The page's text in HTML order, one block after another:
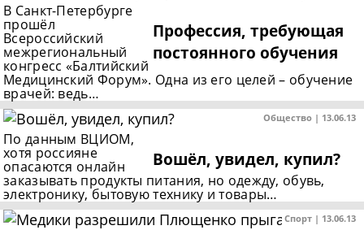
Профессия, требующая
постоянного обучения
В Санкт-Петербурге
прошёл
Всероссийский
межрегиональный
конгресс «Балтийский
Медицинский Форум». Одна из его целей – обучение
врачей: ведь…
Общество | 13.06.13
Вошёл, увидел, купил?
По данным ВЦИОМ,
хотя россияне
опасаются онлайн
заказывать продукты питания, но одежду, обувь,
электронику, бытовую технику и товары…
Спорт | 13.06.13